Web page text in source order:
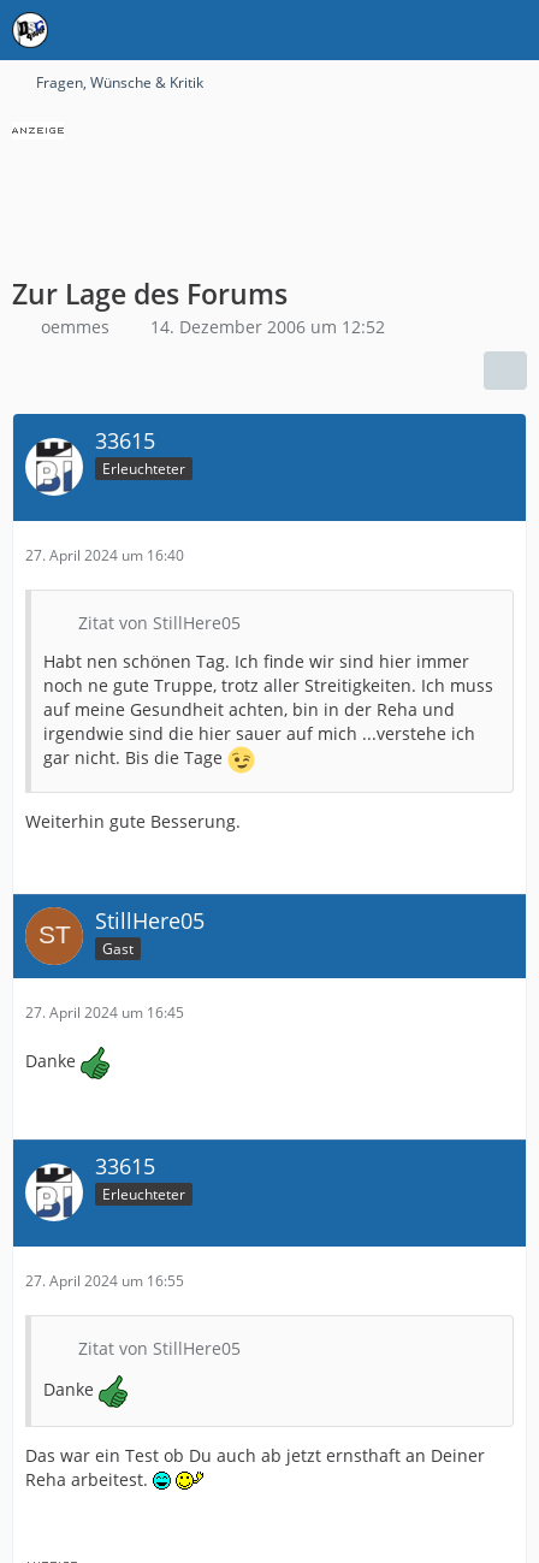
Fragen, Wünsche & Kritik
Zur Lage des Forums
oemmes 14. Dezember 2006 um 12:52
33615
Erleuchteter
27. April 2024 um 16:40
Zitat von StillHere05
Habt nen schönen Tag. Ich finde wir sind hier immer
noch ne gute Truppe, trotz aller Streitigkeiten. Ich muss
auf meine Gesundheit achten, bin in der Reha und
irgendwie sind die hier sauer auf mich ...verstehe ich
gar nicht. Bis die Tage
Weiterhin gute Besserung.
StillHere05
Gast
27. April 2024 um 16:45
Danke
33615
Erleuchteter
27. April 2024 um 16:55
Zitat von StillHere05
Danke
Das war ein Test ob Du auch ab jetzt ernsthaft an Deiner
Reha arbeitest.